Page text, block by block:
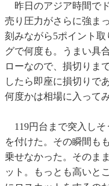
昨日のアジア時間で
売り圧力がさらに強ま
刻みながら5ポイント
グで何度も。うまい具
ローなので、損切りま
したら即座に損切りで
何度かは相場に入って
119円台まで突入しそ
を付けた。その瞬間も
乗せなかった。そのま
ット。もっとも高いと